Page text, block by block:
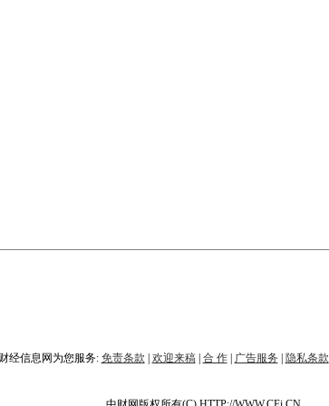
经信息网为您服务: 免责条款 欢迎来稿| 合 作| 广告服务 隐私条款